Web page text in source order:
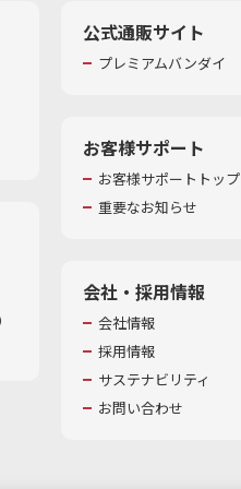
公式通販サイト
プレミアムバンダイ
お客様サポート
お客様サポートトップ
重要なお知らせ
会社・採用情報
会社情報
採用情報
サステナビリティ
お問い合わせ